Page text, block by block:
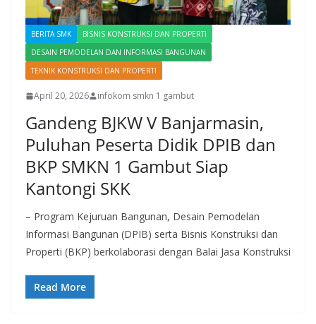
BERITA SMK
BISNIS KONSTRUKSI DAN PROPERTI
DESAIN PEMODELAN DAN INFORMASI BANGUNAN
TEKNIK KONSTRUKSI DAN PROPERTI
April 20, 2026 infokom smkn 1 gambut
Gandeng BJKW V Banjarmasin,
Puluhan Peserta Didik DPIB dan
BKP SMKN 1 Gambut Siap
Kantongi SKK
– Program Kejuruan Bangunan, Desain Pemodelan
Informasi Bangunan (DPIB) serta Bisnis Konstruksi dan
Properti (BKP) berkolaborasi dengan Balai Jasa Konstruksi
Read More